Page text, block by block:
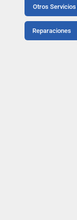
Otros
Reparaciones